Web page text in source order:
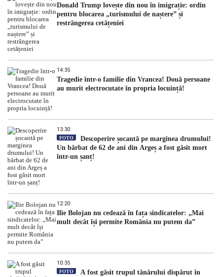
Donald Trump lovește din nou în imigrație: ordin
pentru blocarea „turismului de naștere” și
restrângerea cetățeniei
14:35
Tragedie într-o familie din Vrancea! Două persoane
au murit electrocutate în propria locuință!
13:30
FOTO
Descoperire șocantă pe marginea drumului!
Un bărbat de 62 de ani din Argeș a fost găsit mort
într-un șanț!
12:20
Ilie Bolojan nu cedează în fața sindicatelor: „Mai
mult decât își permite România nu putem da”
10:35
FOTO
A fost găsit trupul tânărului dispărut în